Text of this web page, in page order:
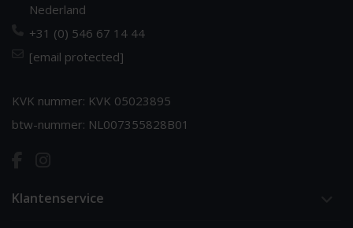
Nederland
+31 (0) 546 67 14 44
[email protected]
KVK nummer: KVK 05023895
btw-nummer: NL007355828B01
Klantenservice